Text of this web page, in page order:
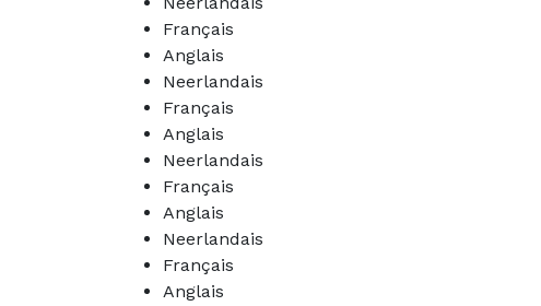
Français
Anglais
Neerlandais
Français
Anglais
Neerlandais
Français
Anglais
Neerlandais
Français
Anglais